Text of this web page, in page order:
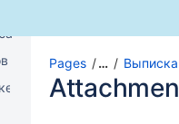
склада по заказам
Pages …